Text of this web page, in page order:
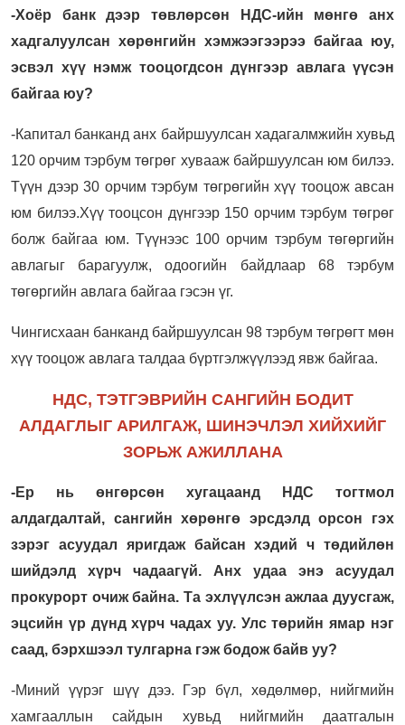
-Хоёр банк дээр төвлөрсөн НДС-ийн мөнгө анх
хадгалуулсан хөрөнгийн хэмжээгээрээ байгаа юу,
эсвэл хүү нэмж тооцогдсон дүнгээр авлага үүсэн
байгаа юу?
-Капитал банканд анх байршуулсан хадагалмжийн хувьд
120 орчим тэрбум төгрөг хувааж байршуулсан юм билээ.
Түүн дээр 30 орчим тэрбум төгрөгийн хүү тооцож авсан
юм билээ.Хүү тооцсон дүнгээр 150 орчим тэрбум төгрөг
болж байгаа юм. Түүнээс 100 орчим тэрбум төгөргийн
авлагыг барагуулж, одоогийн байдлаар 68 тэрбум
төгөргийн авлага байгаа гэсэн үг.
Чингисхаан банканд байршуулсан 98 тэрбум төгрөгт мөн
хүү тооцож авлага талдаа бүртгэлжүүлээд явж байгаа.
НДС, ТЭТГЭВРИЙН САНГИЙН БОДИТ
АЛДАГЛЫГ АРИЛГАЖ, ШИНЭЧЛЭЛ ХИЙХИЙГ
ЗОРЬЖ АЖИЛЛАНА
-Ер нь өнгөрсөн хугацаанд НДС тогтмол
алдагдалтай, сангийн хөрөнгө эрсдэлд орсон гэх
зэрэг асуудал яригдаж байсан хэдий ч төдийлөн
шийдэлд хүрч чадаагүй. Анх удаа энэ асуудал
прокурорт очиж байна. Та эхлүүлсэн ажлаа дуусгаж,
эцсийн үр дүнд хүрч чадах уу. Улс төрийн ямар нэг
саад, бэрхшээл тулгарна гэж бодож байв уу?
-Миний үүрэг шүү дээ. Гэр бүл, хөдөлмөр, нийгмийн
хамгааллын сайдын хувьд нийгмийн даатгалын